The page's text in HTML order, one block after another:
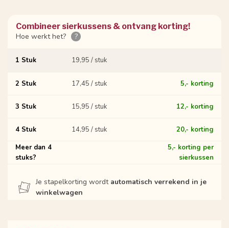
Combineer sierkussens & ontvang korting!
Hoe werkt het?
?
1 Stuk 19,95 / stuk
2 Stuk 17,45 / stuk 5,- korting
3 Stuk 15,95 / stuk 12,- korting
4 Stuk 14,95 / stuk
20,- korting
Meer dan 4
stuks?
5,- korting per
sierkussen
Je stapelkorting wordt automatisch verrekend in je
winkelwagen